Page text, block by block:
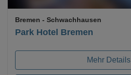
Park Hotel Bremen
Bremen - Schwachhausen
Mehr Details